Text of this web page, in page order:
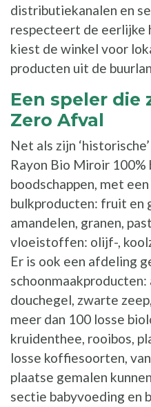
distributiekanalen en
respecteert de eerlijke
kiest de winkel voor
producten uit de
Een speler die
Zero Afval
Net als zijn
Rayon Bio Miroir 100%
boodschappen, met
bulkproducten: fruit en
amandelen, granen,
vloeistoffen: olijf-,
Er is ook een afdeling
douchegel, zwarte
meer dan 100 losse
kruidenthee, rooibos,
losse koffiesoorten,
plaatse gemalen
sectie babyvoeding en